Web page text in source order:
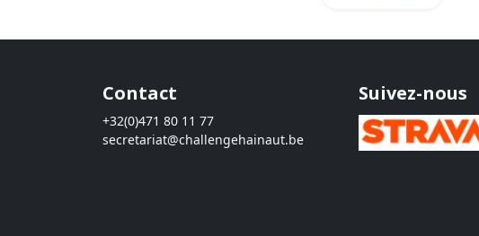
Contact
+32(0)471 80 11 77
secretariat@challengehainaut.be
Suivez-nous